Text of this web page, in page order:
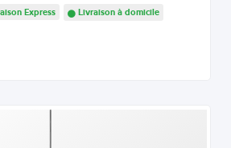
Express Livraison à domicile